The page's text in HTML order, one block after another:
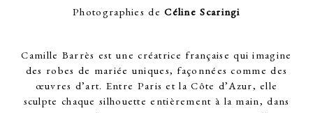
Photographies deCéline Scaringi
Camille Barrès est une créatrice française qui imagine
des robes de mariée uniques, façonnées comme des
œuvres d’art. Entre Paris et la Côte d’Azur, elle
sculpte chaque silhouette entièrement à la main, dans